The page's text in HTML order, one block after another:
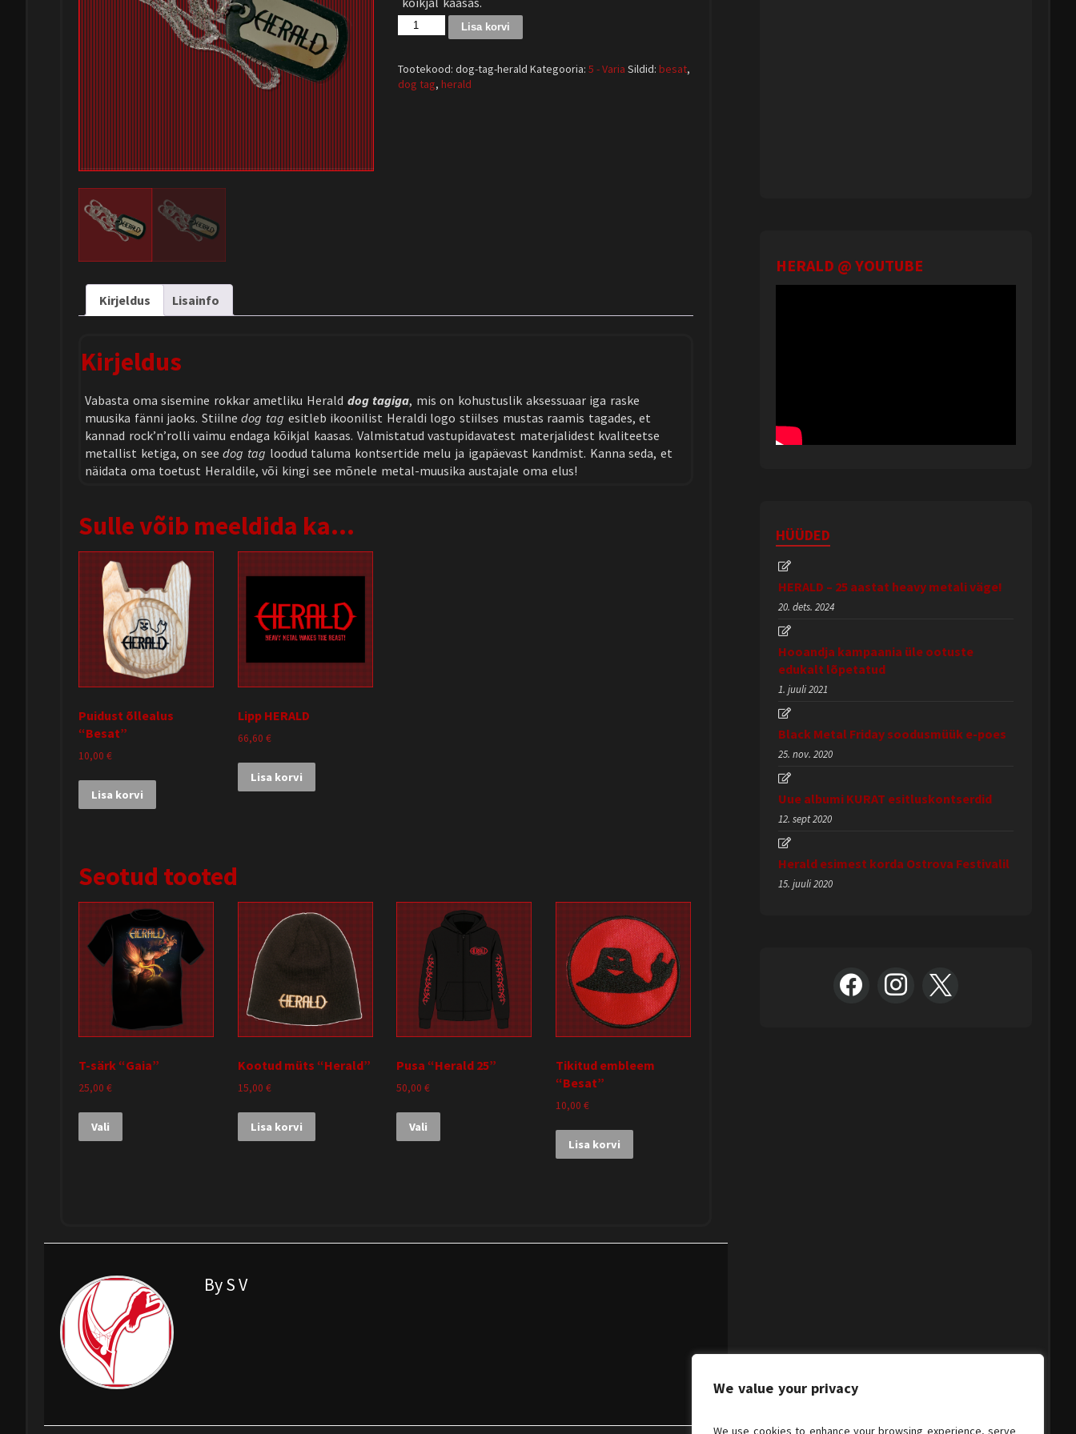
We value your privacy
We use cookies to enhance your browsing experience, serve
Lisa korvi
Tootekood:dog-tag-herald Kategooria:5 - Varia Sildid:besat,
dog tag,herald
Kirjeldus Lisainfo
Kirjeldus
Vabasta oma sisemine rokkar ametliku Herald dog tagiga, mis on kohustuslik aksessuaar iga raske
muusika fänni jaoks. Stiilnedog tag esitleb ikoonilist Heraldi logo stiilses mustas raamis tagades, et
kannad rock’n’rolli vaimu endaga kõikjal kaasas. Valmistatud vastupidavatest materjalidest kvaliteetse
metallist ketiga, on seedog tag loodud taluma kontsertide melu ja igapäevast kandmist. Kanna seda, et
näidata oma toetust Heraldile, või kingi see mõnele metal-muusika austajale oma elus!
Sulle võib meeldida ka…
Puidust õllealus
“Besat”
10,00 €
Lisa korvi
Lipp HERALD
66,60 €
Lisa korvi
Seotud tooted
T-särk “Gaia”
25,00 €
Vali
Kootud müts “Herald”
15,00 €
Lisa korvi
Pusa “Herald 25”
50,00€
Vali
Tikitud embleem
“Besat”
10,00 €
Lisa korvi
By S V
HERALD @ YOUTUBE
HÜÜDED
HERALD – 25 aastat heavy metali väge!
20. dets. 2024
Hooandja kampaania üle ootuste
edukalt lõpetatud
1. juuli 2021
Black Metal Friday soodusmüük e-poes
25. nov. 2020
Uue albumi KURAT esitluskontserdid
12. sept 2020
Herald esimest korda Ostrova Festivalil
15. juuli 2020